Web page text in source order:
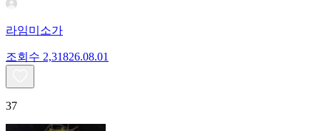
라임미소가
조회수 2,31826.08.01
37